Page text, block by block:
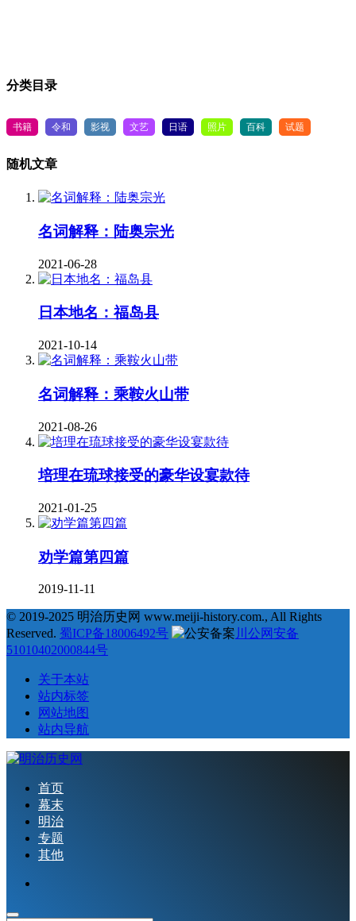
分类目录
书籍 令和 影视 文艺 日语 照片 百科 试题
随机文章
名词解释：陆奥宗光
2021-06-28
日本地名：福岛县
2021-10-14
名词解释：乘鞍火山带
2021-08-26
培理在琉球接受的豪华设宴款待
2021-01-25
劝学篇第四篇
2019-11-11
© 2019-2025 明治历史网 www.meiji-history.com., All Rights
Reserved. 蜀ICP备18006492号
川公网安备
51010402000844号
关于本站
站内标签
网站地图
站内导航
首页
幕末
明治
专题
其他